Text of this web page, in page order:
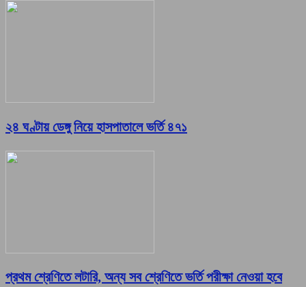
২৪ ঘণ্টায় ডেঙ্গু নিয়ে হাসপাতালে ভর্তি ৪৭১
প্রথম শ্রেণিতে লটারি, অন্য সব শ্রেণিতে ভর্তি পরীক্ষা নেওয়া হবে